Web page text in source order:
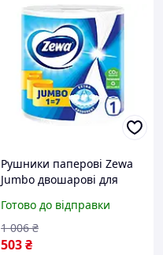
Рушники паперові Zewa
Jumbo двошарові для
використання м'які та
абсорбуючі
Готово до відправки
503₴
1 006 ₴